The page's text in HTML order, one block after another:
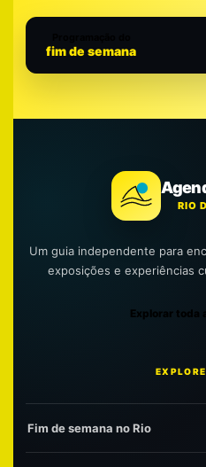
fim de semana
RIO
Um guia independente para
exposições e experiências
Explorar toda
Fim de semana no Rio